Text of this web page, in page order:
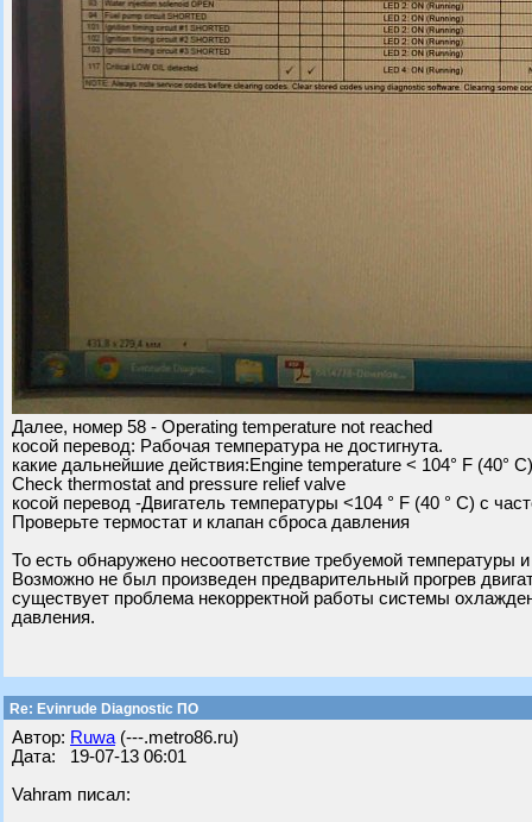
Далее, номер 58 - Operating temperature not reached
косой перевод: Рабочая температура не достигнута.
какие дальнейшие действия:Engine temperature < 104° F (40°
Check thermostat and pressure relief valve
косой перевод -Двигатель температуры <104 ° F (40 ° C) с
Проверьте термостат и клапан сброса давления
То есть обнаружено несоответствие требуемой
Возможно не был произведен предварительный прогрев
существует проблема некорректной работы системы
давления.
Re: Evinrude Diagnostic ПО
Автор: Ruwa (---.metro86.ru)
Дата: 19-07-13 06:01
Vahram писал: